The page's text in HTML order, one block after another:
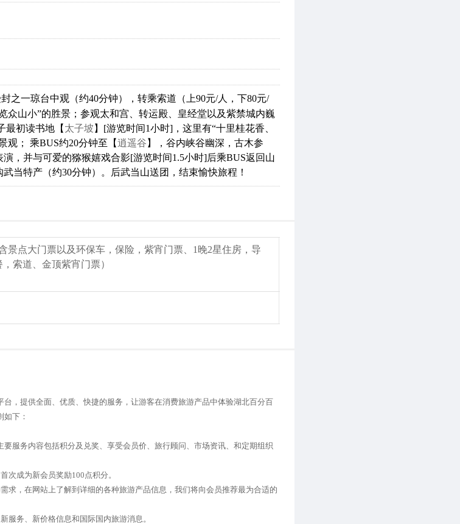
之一琼台中观（约40分钟），转乘索道（上90元/人，下80元/
众山小”的胜景；参观太和宫、转运殿、皇经堂以及紫禁城内巍
最初读书地【 太子坡 】[游览时间1小时]，这里有“十里桂花香、
观； 乘BUS约20分钟至【逍遥谷 】，谷内峡谷幽深，古木参
，并与可爱的猕猴嬉戏合影[游览时间1.5小时]后乘BUS返回山
当特产（约30分钟）。后武当山送团，结束愉快旅程！
景点大门票以及环保车，保险，紫宵门票、1晚2星住房，导
索道、金顶紫宵门票）
，提供全面、优质、快捷的服务，让游客在消费旅游产品中体验湖北百分百
下：
服务内容包括积分及兑奖、享受会员价、旅行顾问、市场资讯、和定期组织
次成为新会员奖励100点积分。
求，在网站上了解到详细的各种旅游产品信息，我们将向会员推荐最为合适的
服务、新价格信息和国际国内旅游消息。